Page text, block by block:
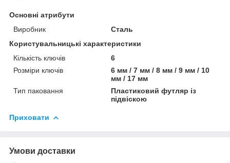
Основні атрибути
Виробник
Сталь
Користувальницькі характеристики
Кількість ключів
6
Розміри ключів
6 мм / 7 мм / 8 мм / 9 мм / 10
мм / 17 мм
Тип паковання
Пластиковий футляр із
підвіскою
Приховати
Умови доставки